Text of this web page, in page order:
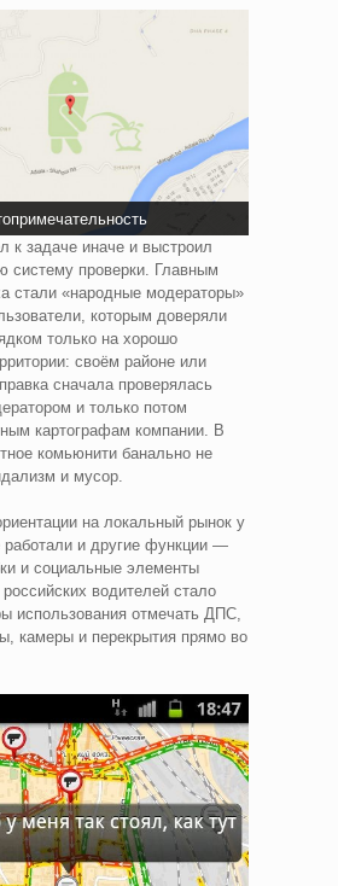
к задаче иначе и выстроил
систему проверки. Главным
стали «народные модераторы»
которым доверяли
только на хорошо
своём районе или
сначала проверялась
и только потом
картографам компании. В
комьюнити банально не
и мусор.
на локальный рынок у
и другие функции —
и социальные элементы
водителей стало
использования отмечать ДПС,
камеры и перекрытия прямо во